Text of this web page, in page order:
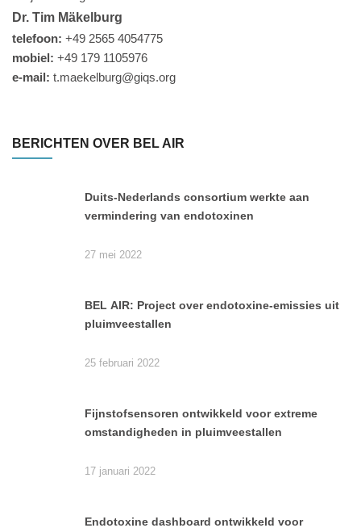
Dr. Tim Mäkelburg
telefoon: +49 2565 4054775
mobiel: +49 179 1105976
e-mail: t.maekelburg@giqs.org
BERICHTEN OVER BEL AIR
Duits-Nederlands consortium werkte aan
vermindering van endotoxinen
27 mei 2022
BEL AIR: Project over endotoxine-emissies uit
pluimveestallen
25 februari 2022
Fijnstofsensoren ontwikkeld voor extreme
omstandigheden in pluimveestallen
17 januari 2022
Endotoxine dashboard ontwikkeld voor